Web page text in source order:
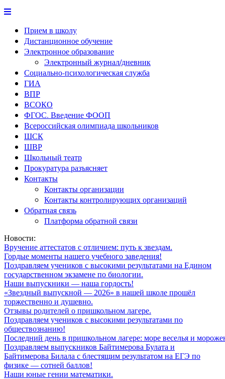
Прием в школу
Дистанционное обучение
Электронное образование
Электронный журнал/дневник
Социально-психологическая служба
ГИА
ВПР
ВСОКО
ФГОС. Введение ФООП
Всероссийская олимпиада школьников
ШСК
ШВР
Школьный театр
Прокуратура разъясняет
Контакты
Контакты организации
Контакты контролирующих организаций
Обратная связь
Платформа обратной связи
Новости:
Вручение аттестатов с отличием: путь к звездам.
Гордые моменты нашего учебного заведения!
Поздравляем учеников с высокими результатами на Едином
государственном экзамене по биологии.
Наши выпускники — наша гордость!
«Звездный выпускной — 2026» в нашей школе прошёл
торжественно и душевно.
Отзывы родителей о пришкольном лагере.
Поздравляем учеников с высокими результатами по
обществознанию!
Последний день в пришкольном лагере: море веселья и
Поздравляем выпускников Байтимерова Булата и
Байтимерова Билала с блестящим результатом на ЕГЭ по
физике — сотней баллов!
Наши юные гении математики.